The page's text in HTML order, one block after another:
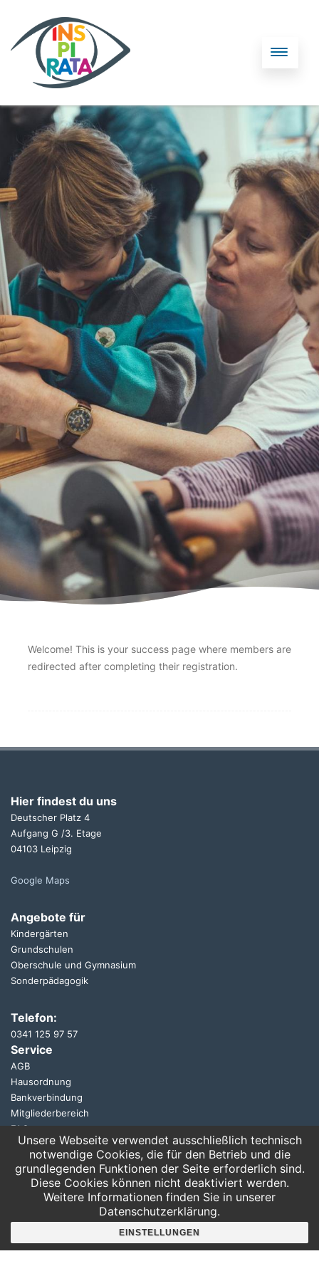
Welcome! This is your success page where members are
redirected after completing their registration.
Hier findest du uns
Deutscher Platz 4
Aufgang G /3. Etage
04103 Leipzig
Google Maps
Angebote für
Kindergärten
Grundschulen
Oberschule und Gymnasium
Sonderpädagogik
Telefon:
0341 125 97 57
Service
AGB
Hausordnung
Bankverbindung
Mitgliederbereich
FAQ
Suche
Unsere Webseite verwendet ausschließlich technisch
notwendige Cookies, die für den Betrieb und die
grundlegenden Funktionen der Seite erforderlich sind.
Diese Cookies können nicht deaktiviert werden.
Weitere Informationen finden Sie in unserer
Datenschutzerklärung.
EINSTELLUNGEN